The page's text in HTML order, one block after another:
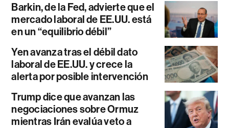
Barkin, de la Fed, advierte que el
mercado laboral de EE.UU. está
en un “equilibrio débil”
Yen avanza tras el débil dato
laboral de EE.UU. y crece la
alerta por posible intervención
Trump dice que avanzan las
negociaciones sobre Ormuz
mientras Irán evalúa veto a